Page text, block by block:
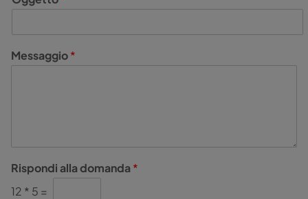
Messaggio*
Rispondi alla domanda*
12 * 5 =